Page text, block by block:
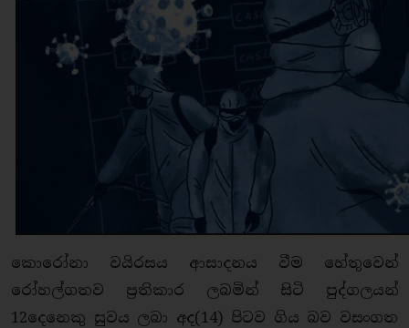
කොරෝනා වයිරසය ආසාදනය වීම හේතුවෙන්
රෝහල්ගතව ප්‍රතිකාර ලබමින් සිටි පුද්ගලයන්
12දෙනෙකු සුවය ලබා අද(14) පිටව ගිය බව වසංගත